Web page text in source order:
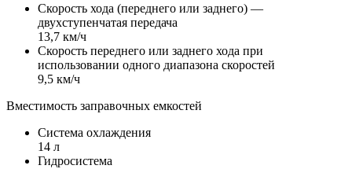
Скорость хода (переднего или заднего) —
двухступенчатая передача
13,7 км/ч
Скорость переднего или заднего хода при
использовании одного диапазона скоростей
9,5 км/ч
Вместимость заправочных емкостей
Система охлаждения
14 л
Гидросистема